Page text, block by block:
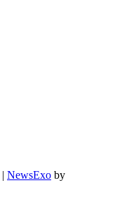
| NewsExo by